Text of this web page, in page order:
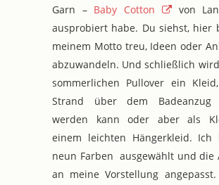
Garn – Baby Cotton
von
ausprobiert habe. Du siehst, hier
meinem Motto treu, Ideen oder
abzuwandeln. Und schließlich
sommerlichen Pullover ein
Strand über dem Badeanzug
werden kann oder aber als
einem leichten Hängerkleid. Ich
neun Farben ausgewählt und die
an meine Vorstellung